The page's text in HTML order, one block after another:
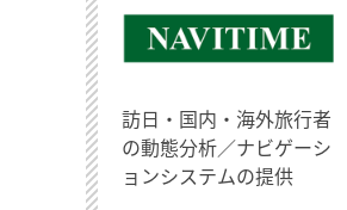
訪日・国内・海外旅行者
の動態分析／ナビゲーシ
ョンシステムの提供